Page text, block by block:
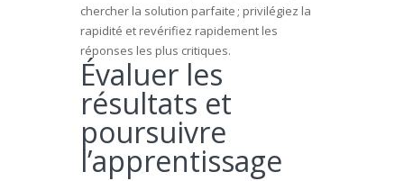
chercher la solution parfaite ; privilégiez la
rapidité et revérifiez rapidement les
réponses les plus critiques.
Évaluer les
résultats et
poursuivre
l’apprentissage